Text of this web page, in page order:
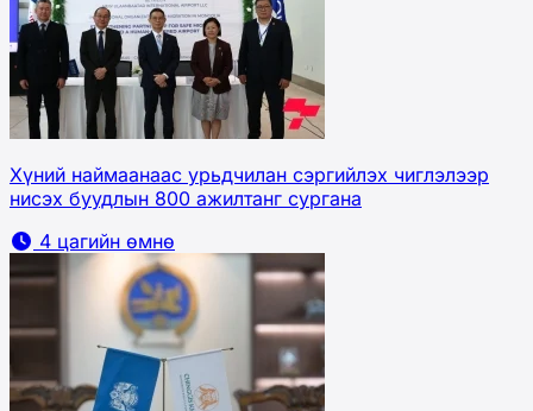
Хүний наймаанаас урьдчилан сэргийлэх чиглэлээр
нисэх буудлын 800 ажилтанг сургана
4 цагийн өмнө